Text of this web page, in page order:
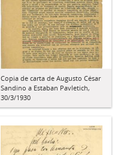
Copia de carta de Augusto César
Sandino a Estaban Pavletich,
30/3/1930